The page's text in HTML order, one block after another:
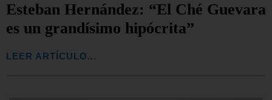
Esteban Hernández: “El Ché Guevara
es un grandísimo hipócrita”
LEER ARTÍCULO...